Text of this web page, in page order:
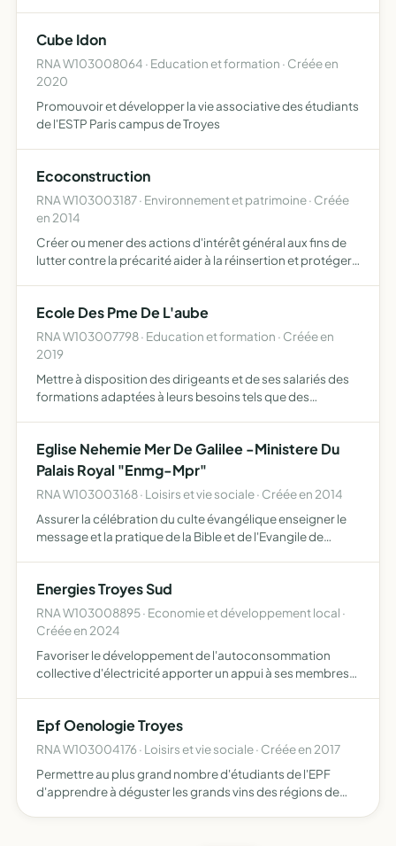
Cube Idon
RNA W103008064 · Education et formation · Créée en
2020
Promouvoir et développer la vie associative des étudiants
de l'ESTP Paris campus de Troyes
Ecoconstruction
RNA W103003187 · Environnement et patrimoine · Créée
en 2014
Créer ou mener des actions d'intérêt général aux fins de
lutter contre la précarité aider à la réinsertion et protéger
Ecole Des Pme De L'aube
RNA W103007798 · Education et formation · Créée en
2019
Mettre à disposition des dirigeants et de ses salariés des
formations adaptées à leurs besoins tels que des
répondre au…
Eglise Nehemie Mer De Galilee -Ministere Du
Palais Royal "Enmg-Mpr"
RNA W103003168 · Loisirs et vie sociale · Créée en 2014
Assurer la célébration du culte évangélique enseigner le
message et la pratique de la Bible et de l'Evangile de
Energies Troyes Sud
RNA W103008895 · Economie et développement local ·
Créée en 2024
Favoriser le développement de l'autoconsommation
collective d'électricité apporter un appui à ses membres
l'éner…
Epf Oenologie Troyes
RNA W103004176 · Loisirs et vie sociale · Créée en 2017
Permettre au plus grand nombre d'étudiants de l'EPF
d'apprendre à déguster les grands vins des régions de